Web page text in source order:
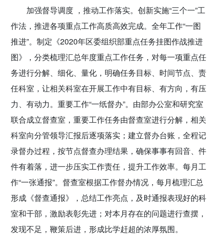
加强督导调度 ，推动工作落实。 创新实施“三个一”工
作法，推进各项重点工作高质高效完成。全年工作“一图
推进”。制定《2020年区委组织部重点任务挂图作战推进
图》，分类梳理汇总年度重点工作任务，对每一项重点任
务进行分解、细化、量化，明确任务目标、时间节点、责
任科室，让相关科室在开展工作中有目标、有方向，有压
力、有动力。重要工作“一纸督办”。由部办公室和研究室
联合成立督查室，重要工作任务由督查室进行分解，相关
科室向分管领导汇报后逐项落实；建立督办台账，全程记
录督办过程，按节点督查办理结果，确保事事有回音、件
件有着落，进一步压实工作责任，提升工作效率。每月工
作“一张通报”。督查室根据工作督办情况，每月梳理汇总
形成《督查通报》，总结工作亮点，及时通报表现好的科
室和干部，激励表彰先进；对本月存在的问题进行查摆，
发现不足，鞭策后进，形成比学赶超的浓厚氛围。